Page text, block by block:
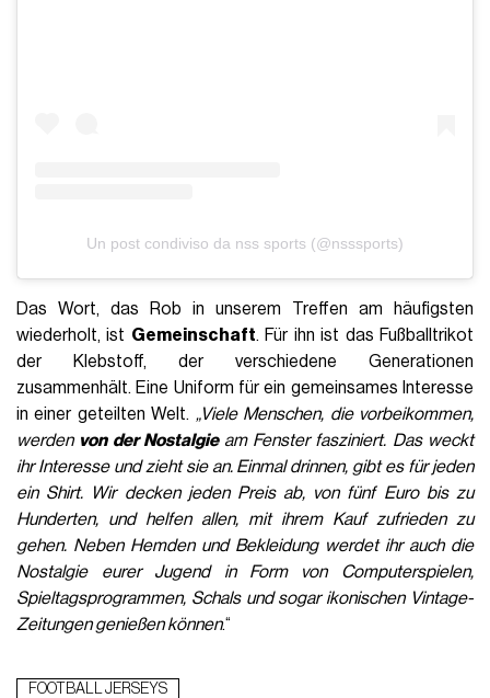
Un post condiviso da nss sports (@nsssports)
Das Wort, das Rob in unserem Treffen am häufigsten
wiederholt, ist Gemeinschaft. Für ihn ist das Fußballtrikot
der Klebstoff, der verschiedene Generationen
zusammenhält. Eine Uniform für ein gemeinsames Interesse
in einer geteilten Welt. „Viele Menschen, die vorbeikommen,
werden von der Nostalgieam Fenster fasziniert. Das weckt
ihr Interesse und zieht sie an. Einmal drinnen, gibt es für jeden
ein Shirt. Wir decken jeden Preis ab, von fünf Euro bis zu
Hunderten, und helfen allen, mit ihrem Kauf zufrieden zu
gehen. Neben Hemden und Bekleidung werdet ihr auch die
Nostalgie eurer Jugend in Form von Computerspielen,
Spieltagsprogrammen, Schals und sogar ikonischen Vintage-
Zeitungen genießen können.“
FOOTBALL JERSEYS